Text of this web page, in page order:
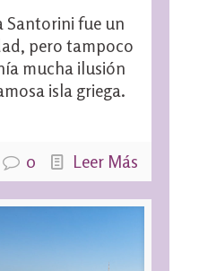
Santorini fue un
pero tampoco
mucha ilusión
isla griega.
0 Leer Más